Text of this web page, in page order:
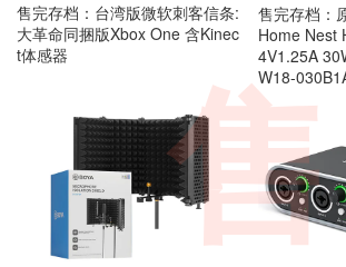
售完存档：台湾版微软刺客信条:
大革命同捆版Xbox One 含Kinec
t体感器
售完存档：
Home Nest
4V1.25A
W18-
售